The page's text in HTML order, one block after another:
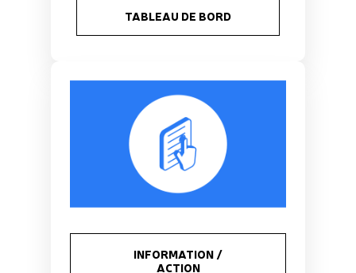
TABLEAU DE BORD
INFORMATION /
ACTION